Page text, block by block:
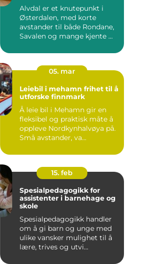
Alvdal er et knutepunkt i
Østerdalen, med korte
avstander til både Rondane,
Savalen og mange kjente ...
05. mar
Leiebil i mehamn frihet til å
utforske finnmark
Å leie bil i Mehamn gir en
fleksibel og praktisk måte å
oppleve Nordkynhalvøya på.
Små avstander, va...
15. feb
Spesialpedagogikk for
assistenter i barnehage og
skole
Spesialpedagogikk handler
om å gi barn og unge med
ulike vansker mulighet til å
lære, trives og utvi...